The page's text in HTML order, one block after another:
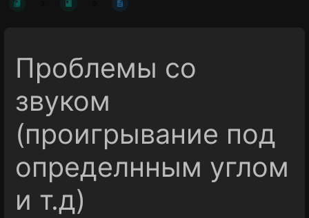
Проблемы со
звуком
(проигрывание под
определнным углом
и т.д)